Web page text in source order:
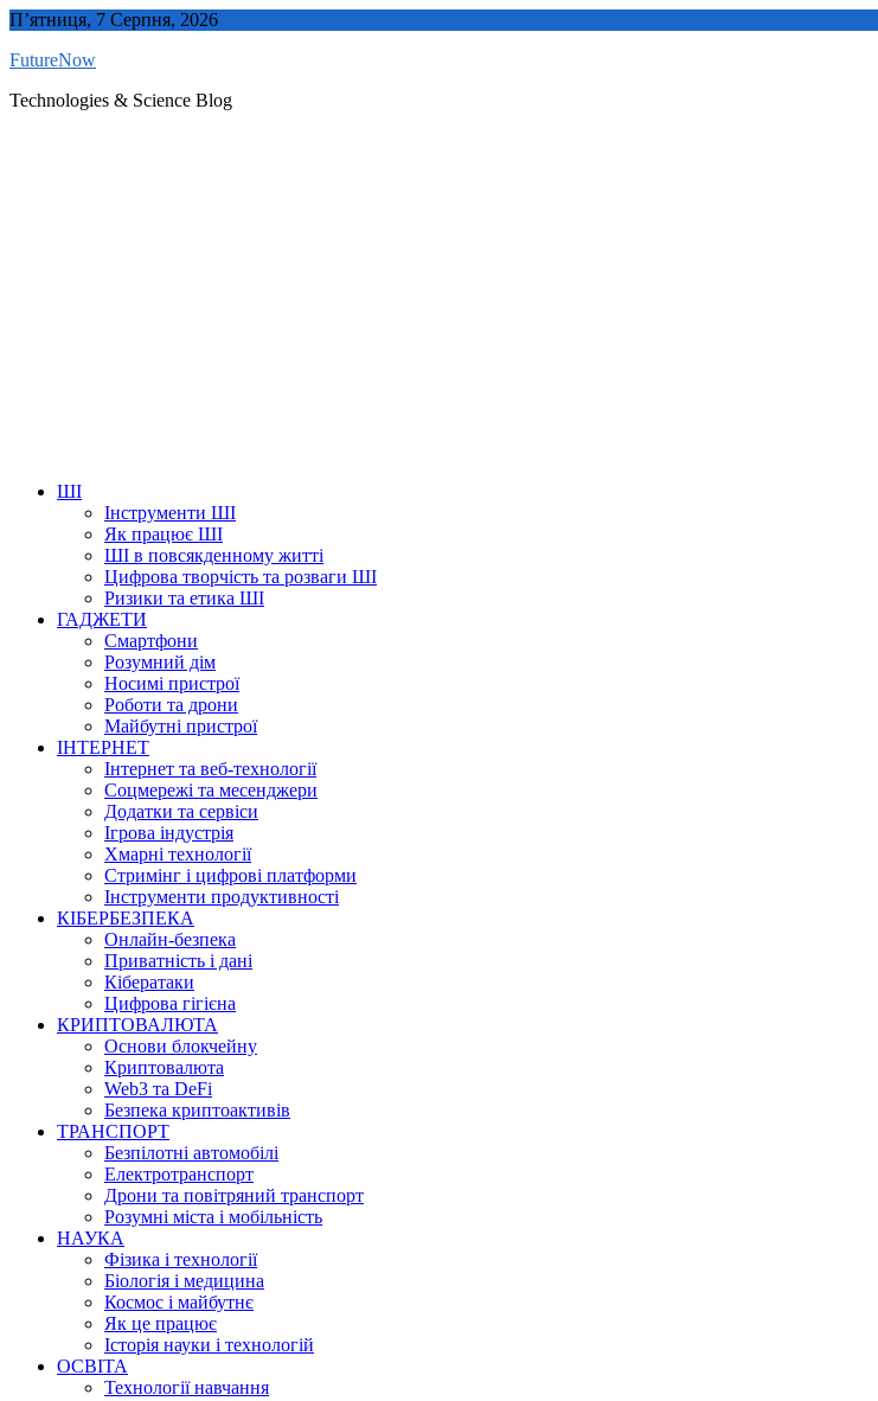
Skip
content
П’ятниця, 7 Серпня, 2026
FutureNow
Technologies & Science Blog
ШІ
Інструменти ШІ
Як працює ШІ
ШІ в повсякденному житті
Цифрова творчість та розваги ШІ
Ризики та етика ШІ
ГАДЖЕТИ
Смартфони
Розумний дім
Носимі пристрої
Роботи та дрони
Майбутні пристрої
ІНТЕРНЕТ
Інтернет та веб-технології
Соцмережі та месенджери
Додатки та сервіси
Ігрова індустрія
Хмарні технології
Стримінг і цифрові платформи
Інструменти продуктивності
КІБЕРБЕЗПЕКА
Онлайн-безпека
Приватність і дані
Кібератаки
Цифрова гігієна
КРИПТОВАЛЮТА
Основи блокчейну
Криптовалюта
Web3 та DeFi
Безпека криптоактивів
ТРАНСПОРТ
Безпілотні автомобілі
Електротранспорт
Дрони та повітряний транспорт
Розумні міста і мобільність
НАУКА
Фізика і технології
Біологія і медицина
Космос і майбутнє
Як це працює
Історія науки і технологій
ОСВІТА
Технології навчання